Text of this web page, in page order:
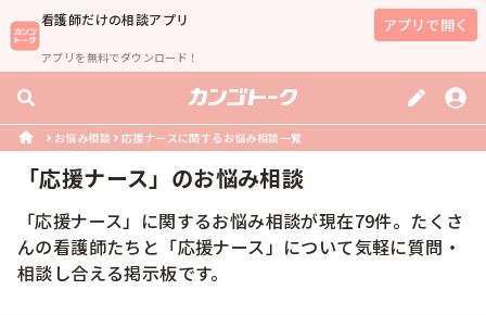
看護師だけの相談アプリ
アプリを無料でダウンロード！
アプリで開く
お悩み相談 応援ナースに関するお悩み相談一覧
「応援ナース」のお悩み相談
「応援ナース 」に関するお悩み相談が現在79件。たくさ
んの看護師たちと「応援ナース 」について気軽に質問・
相談し合える掲示板です。